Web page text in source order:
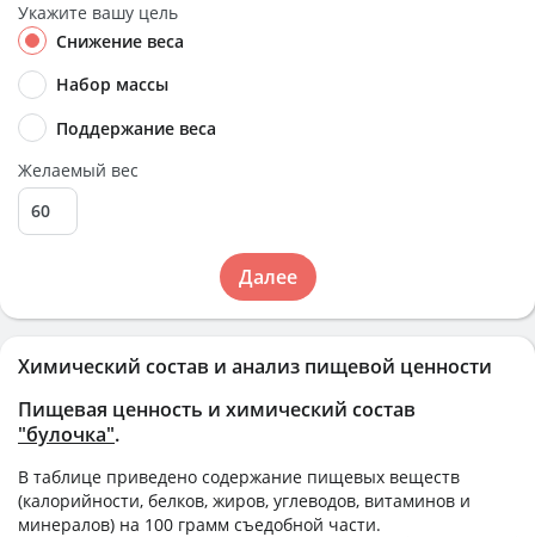
Химический состав и анализ пищевой ценности
Пищевая ценность и химический состав
"булочка".
В таблице приведено содержание пищевых веществ
(калорийности, белков, жиров, углеводов, витаминов и
минералов) на 100 грамм съедобной части.
Укажите вашу цель
Снижение веса
Набор массы
Поддержание веса
Желаемый вес
Далее